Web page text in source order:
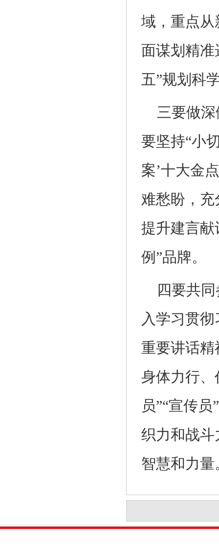
域，重点
面谋划精准
五”规划科
三要做
要坚持“小
案’十大金
难愁盼，
提升建言献
例”品牌。
四要共
入学习贯
重要讲话
身体力行、
员”“宣传
织力和战
智慧和力量